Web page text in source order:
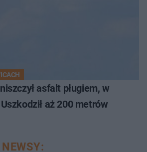
asfalt pługiem, w
aż 200 metrów